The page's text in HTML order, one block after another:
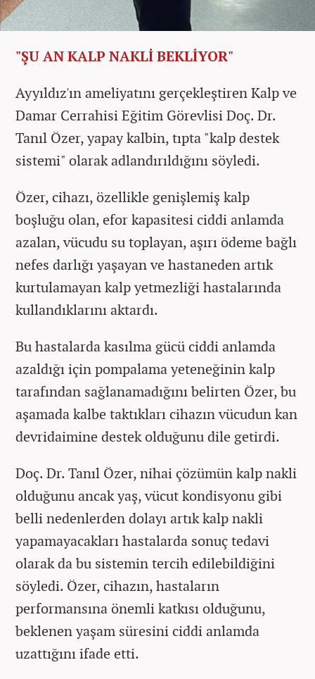
"ŞU AN KALP NAKLİ BEKLİYOR"
Ayyıldız'ın ameliyatını gerçekleştiren Kalp ve
Damar Cerrahisi Eğitim Görevlisi Doç. Dr.
Tanıl Özer, yapay kalbin, tıpta "kalp destek
sistemi" olarak adlandırıldığını söyledi.
Özer, cihazı, özellikle genişlemiş kalp
boşluğu olan, efor kapasitesi ciddi anlamda
azalan, vücudu su toplayan, aşırı ödeme bağlı
nefes darlığı yaşayan ve hastaneden artık
kurtulamayan kalp yetmezliği hastalarında
kullandıklarını aktardı.
Bu hastalarda kasılma gücü ciddi anlamda
azaldığı için pompalama yeteneğinin kalp
tarafından sağlanamadığını belirten Özer, bu
aşamada kalbe taktıkları cihazın vücudun kan
devridaimine destek olduğunu dile getirdi.
Doç. Dr. Tanıl Özer, nihai çözümün kalp nakli
olduğunu ancak yaş, vücut kondisyonu gibi
belli nedenlerden dolayı artık kalp nakli
yapamayacakları hastalarda sonuç tedavi
olarak da bu sistemin tercih edilebildiğini
söyledi. Özer, cihazın, hastaların
performansına önemli katkısı olduğunu,
beklenen yaşam süresini ciddi anlamda
uzattığını ifade etti.